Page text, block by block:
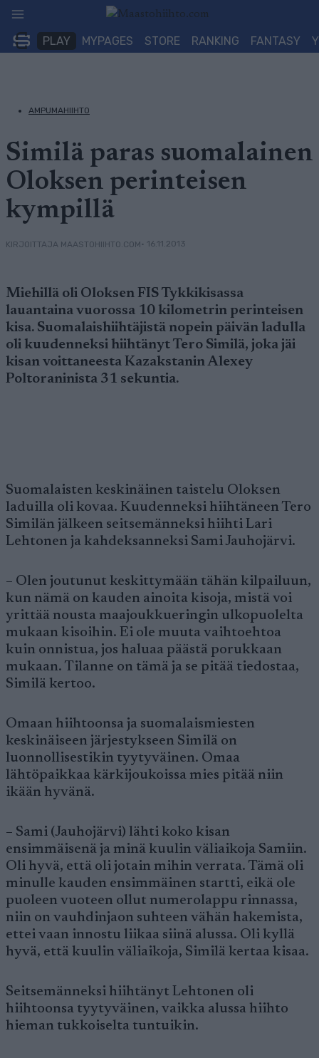
Siirry
PLAY MYPAGES STORE RANKING FANTASY
AMPUMAHIIHTO
Similä paras suomalainen
Oloksen perinteisen
kympillä
KIRJOITTAJA MAASTOHIIHTO.COM• 16.11.2013
Miehillä oli Oloksen FIS Tykkikisassa
lauantaina vuorossa 10 kilometrin perinteisen
kisa. Suomalaishiihtäjistä nopein päivän ladulla
oli kuudenneksi hiihtänyt Tero Similä, joka jäi
kisan voittaneesta Kazakstanin Alexey
Poltoraninista 31 sekuntia.
Suomalaisten keskinäinen taistelu Oloksen
laduilla oli kovaa. Kuudenneksi hiihtäneen Tero
Similän jälkeen seitsemänneksi hiihti Lari
Lehtonen ja kahdeksanneksi Sami Jauhojärvi.
– Olen joutunut keskittymään tähän kilpailuun,
kun nämä on kauden ainoita kisoja, mistä voi
yrittää nousta maajoukkueringin ulkopuolelta
mukaan kisoihin. Ei ole muuta vaihtoehtoa
kuin onnistua, jos haluaa päästä porukkaan
mukaan. Tilanne on tämä ja se pitää tiedostaa,
Similä kertoo.
Omaan hiihtoonsa ja suomalaismiesten
keskinäiseen järjestykseen Similä on
luonnollisestikin tyytyväinen. Omaa
lähtöpaikkaa kärkijoukoissa mies pitää niin
ikään hyvänä.
– Sami (Jauhojärvi) lähti koko kisan
ensimmäisenä ja minä kuulin väliaikoja Samiin.
Oli hyvä, että oli jotain mihin verrata. Tämä oli
minulle kauden ensimmäinen startti, eikä ole
puoleen vuoteen ollut numerolappu rinnassa,
niin on vauhdinjaon suhteen vähän hakemista,
ettei vaan innostu liikaa siinä alussa. Oli kyllä
hyvä, että kuulin väliaikoja, Similä kertaa kisaa.
Seitsemänneksi hiihtänyt Lehtonen oli
hiihtoonsa tyytyväinen, vaikka alussa hiihto
hieman tukkoiselta tuntuikin.